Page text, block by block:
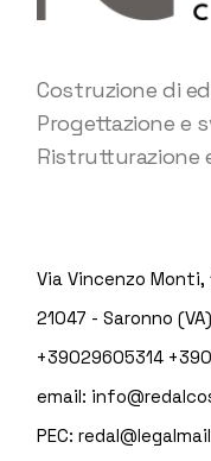
Costruzione di
Progettazione e
Ristrutturazione
Via Vincenzo Monti,
21047 - Saronno (VA)
+39029605314
email:
PEC: